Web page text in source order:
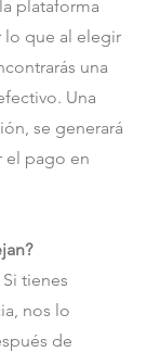
plataforma
que al elegir
una
Una
se generará
el pago en
tienes
nos lo
de